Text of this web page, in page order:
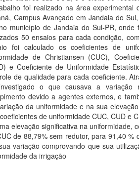
foi realizado na área experimental
Campus Avançado em Jandaia do
município de Jandaia do Sul-PR,
50 ensaios para cada condição,
foi calculado os coeficientes de
de Christiansen (CUC),
e Coeficiente de Uniformidade
de qualidade para cada coeficiente.
o que causava a variação
devido a agentes externos, e
da uniformidade e na sua
de uniformidade CUC, CUD e
elevação significativa na uniformidade,
de 88,79% sem redutor, para 91,40
variação comprovando que sua
da irrigação